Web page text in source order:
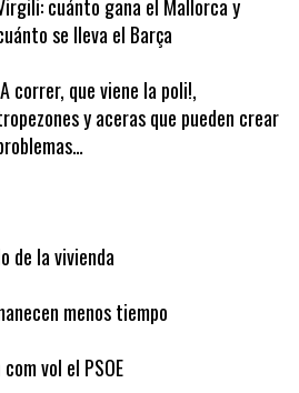
cuánto gana el Mallorca y
se lleva el Barça
correr, que viene la poli!,
y aceras que pueden crear
de la vivienda
menos tiempo
vol el PSOE